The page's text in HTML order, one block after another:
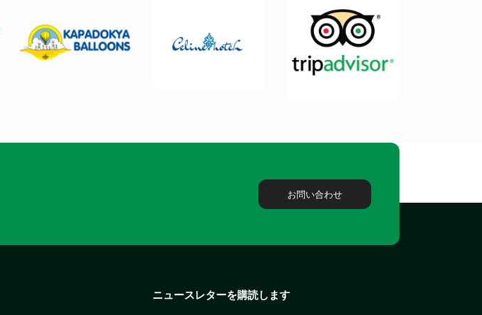
お問い合わせ
ニュースレターを購読します